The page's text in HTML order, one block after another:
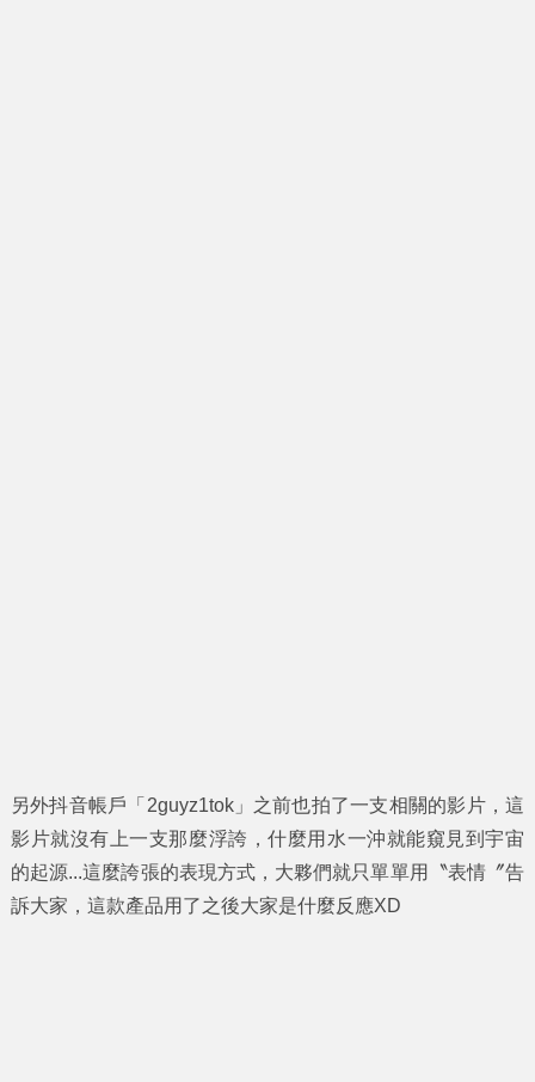
另外抖音帳戶「2guyz1tok」之前也拍了一支相關的影片，這
影片就沒有上一支那麼浮誇，什麼用水一沖就能窺見到宇宙
的起源...這麼誇張的表現方式，大夥們就只單單用〝表情〞告
訴大家，這款產品用了之後大家是什麼反應XD